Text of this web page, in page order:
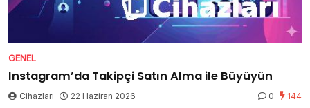
GENEL
Instagram’da Takipçi Satın Alma ile Büyüyün
Cihazları 22 Haziran 2026 0 144